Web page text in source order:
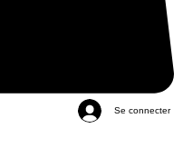
Se connecter